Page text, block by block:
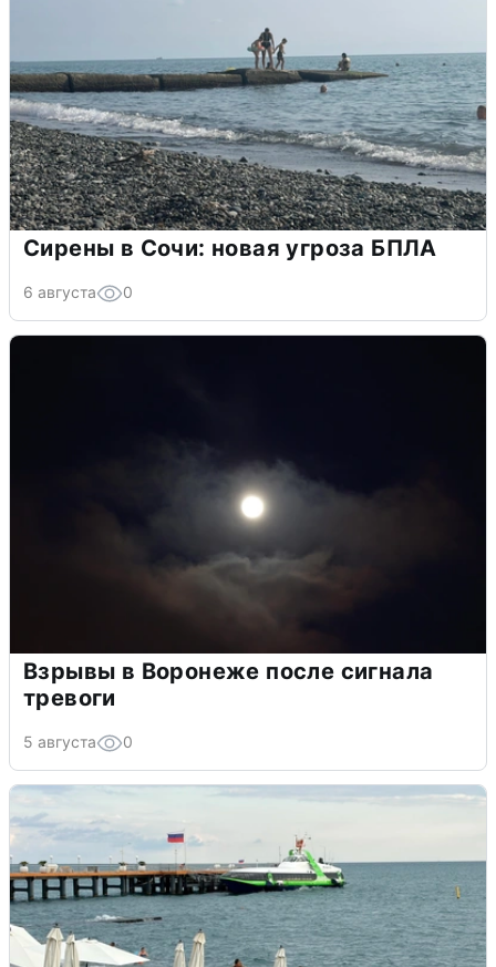
Сирены в Сочи: новая угроза БПЛА
6 августа 0
Взрывы в Воронеже после сигнала
тревоги
5 августа 0